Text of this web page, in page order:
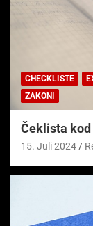
CHECKLISTE
ZAKONI
Čeklista
15. Juli 2024